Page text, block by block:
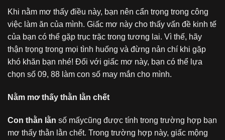
Khi nằm mơ thấy điều này, bạn nên cẩn trọng trong công
việc làm ăn của mình. Giấc mơ này cho thấy vấn đề kinh tế
của bạn có thể gặp trục trặc trong tương lai. Vì thế, hãy
thận trọng trong mọi tình huống và đừng nản chí khi gặp
khó khăn bạn nhé! Đối với giấc mơ này, bạn có thể lựa
chọn số 09, 88 làm con số may mắn cho mình.
Nằm mơ thấy thằn lằn chết
Con thằn lằn số mấycũng được tính trong trường hợp bạn
mơ thấy thằn lằn chết. Trong trường hợp này, giấc mộng